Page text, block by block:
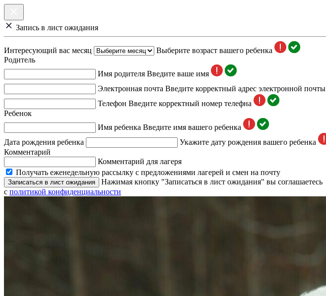
Запись в лист ожидания
Интересующий вас месяц
Выберите возраст вашего ребенка
Родитель
Имя родителя Введите ваше имя
Электронная почта Введите корректный адрес электронной почты
Телефон Введите корректный номер телефна
Ребенок
Имя ребенка Введите имя вашего ребенка
Дата рождения ребенка
Укажите дату рождения вашего ребенка
Комментарий
Комментарий для лагеря
Получать еженедельную рассылку с предложениями лагерей и смен на почту
Записаться в лист ожидания
Нажимая кнопку "Записаться в лист ожидания" вы соглашаетесь
с политикой конфиденциальности